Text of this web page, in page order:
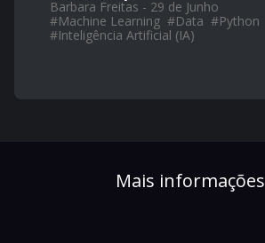
Barbara Freitas - 29 de Junho
#Machine Learning #Data #Python
#Inteligência Artificial (IA)
Mais informações